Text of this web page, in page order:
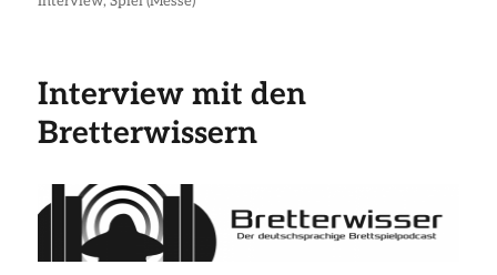
Interview mit den
Bretterwissern